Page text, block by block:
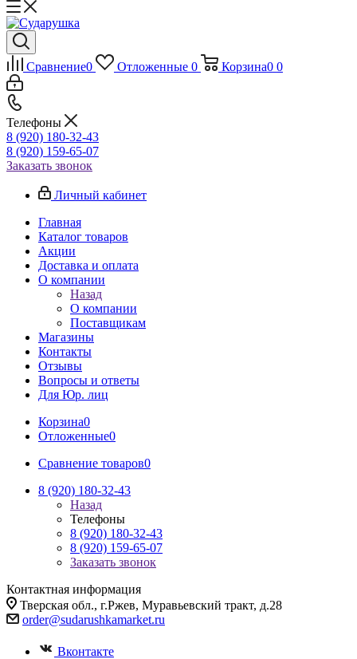
Сравнение0 Отложенные 0 Корзина0 0
Телефоны
8 (920) 180-32-43
8 (920) 159-65-07
Заказать звонок
Личный кабинет
Главная
Каталог товаров
Акции
Доставка и оплата
О компании
Назад
О компании
Поставщикам
Магазины
Контакты
Отзывы
Вопросы и ответы
Для Юр. лиц
Корзина0
Отложенные0
Сравнение товаров0
8 (920) 180-32-43
Назад
Телефоны
8 (920) 180-32-43
8 (920) 159-65-07
Заказать звонок
Контактная информация
Тверская обл., г.Ржев, Муравьевский тракт, д.28
order@sudarushkamarket.ru
Вконтакте